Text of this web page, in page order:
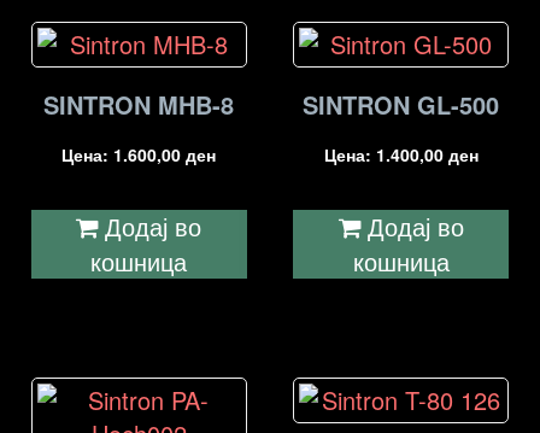
SINTRON MHB-8
Цена: 1.600,00ден
Додај во
кошница
SINTRON GL-500
Цена: 1.400,00 ден
Додај во
кошница